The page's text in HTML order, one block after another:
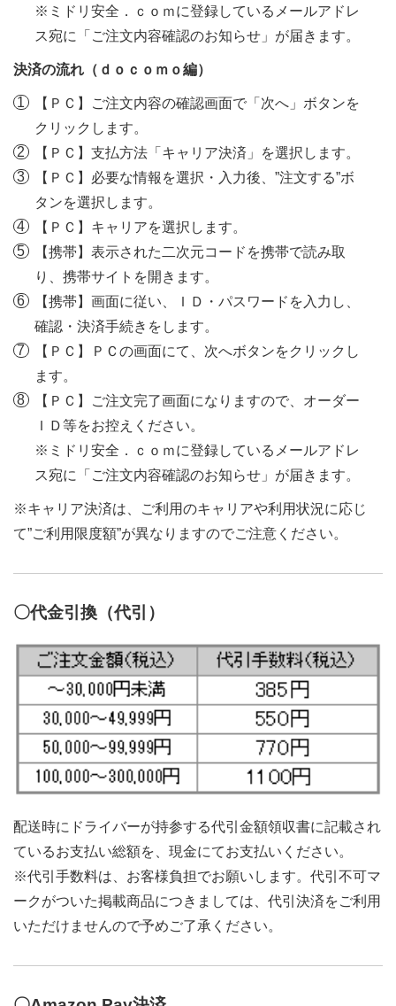
※ミドリ安全．ｃｏｍに登録しているメールアドレ
ス宛に「ご注文内容確認のお知らせ」が届きます。
決済の流れ（ｄｏｃｏｍｏ編）
【ＰＣ】ご注文内容の確認画面で「次へ」ボタンを
クリックします。
【ＰＣ】支払方法「キャリア決済」を選択します。
【ＰＣ】必要な情報を選択・入力後、”注文する”ボ
タンを選択します。
【ＰＣ】キャリアを選択します。
【携帯】表示された二次元コードを携帯で読み取
り、携帯サイトを開きます。
【携帯】画面に従い、ＩＤ・パスワードを入力し、
確認・決済手続きをします。
【ＰＣ】ＰＣの画面にて、次へボタンをクリックし
ます。
【ＰＣ】ご注文完了画面になりますので、オーダー
ＩＤ等をお控えください。
※ミドリ安全．ｃｏｍに登録しているメールアドレ
ス宛に「ご注文内容確認のお知らせ」が届きます。
※キャリア決済は、ご利用のキャリアや利用状況に応じ
て”ご利用限度額”が異なりますのでご注意ください。
〇代金引換（代引）
配送時にドライバーが持参する代引金額領収書に記載され
ているお支払い総額を、現金にてお支払いください。
※代引手数料は、お客様負担でお願いします。代引不可マ
ークがついた掲載商品につきましては、代引決済をご利用
いただけませんので予めご了承ください。